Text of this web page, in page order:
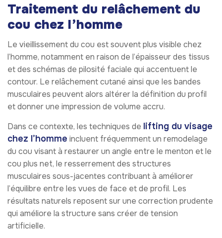
Traitement du relâchement du
cou chez l’homme
Le vieillissement du cou est souvent plus visible chez
l’homme, notamment en raison de l’épaisseur des tissus
et des schémas de pilosité faciale qui accentuent le
contour. Le relâchement cutané ainsi que les bandes
musculaires peuvent alors altérer la définition du profil
et donner une impression de volume accru.
Dans ce contexte, les techniques de lifting du visage
chez l’homme incluent fréquemment un remodelage
du cou visant à restaurer un angle entre le menton et le
cou plus net, le resserrement des structures
musculaires sous-jacentes contribuant à améliorer
l’équilibre entre les vues de face et de profil. Les
résultats naturels reposent sur une correction prudente
qui améliore la structure sans créer de tension
artificielle.